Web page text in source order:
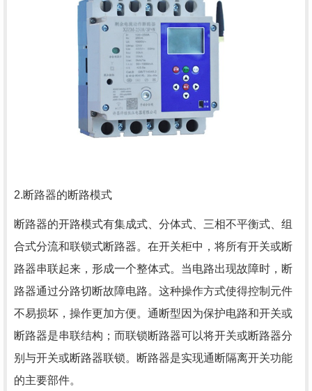
2.断路器的断路模式
断路器的开路模式有集成式、分体式、三相不平衡式、组
合式分流和联锁式断路器。在开关柜中，将所有开关或断
路器串联起来，形成一个整体式。当电路出现故障时，断
路器通过分路切断故障电路。这种操作方式使得控制元件
不易损坏，操作更加方便。通断型因为保护电路和开关或
断路器是串联结构；而联锁断路器可以将开关或断路器分
别与开关或断路器联锁。断路器是实现通断隔离开关功能
的主要部件。